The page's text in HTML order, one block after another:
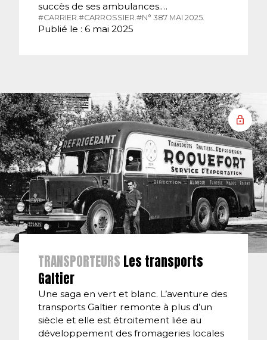
succès de ses ambulances.…
#CARRIER.#CARROSSIER.#N° 387 MAI 2025.
Publié le : 6 mai 2025
TRANSPORTEURS Les transports
Galtier
Une saga en vert et blanc. L’aventure des
transports Galtier remonte à plus d’un
siècle et elle est étroitement liée au
développement des fromageries locales